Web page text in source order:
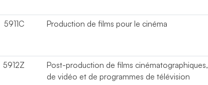
5911C
Production de films pour le cinéma
5912Z
Post-production de films cinématographiques,
de vidéo et de programmes de télévision